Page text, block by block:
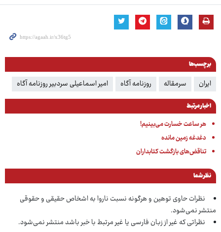
برچسب‌ها
ایران سرمقاله روزنامه آگاه امیر اسماعیلی سردبیر روزنامه آگاه
اخبار مرتبط
هر ساعت خسارت می‌بینیم!
دغدغه زمین مانده
تناقض‌های بازگشت کتابداران
نظر شما
نظرات حاوی توهین و هرگونه نسبت ناروا به اشخاص حقیقی و حقوقی
منتشر نمی‌شود.
نظراتی که غیر از زبان فارسی یا غیر مرتبط با خبر باشد منتشر نمی‌شود.